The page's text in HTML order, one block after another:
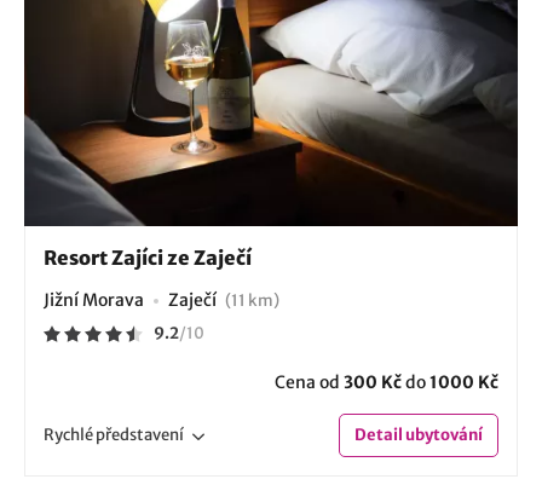
Resort Zajíci ze Zaječí
Jižní Morava Zaječí (11 km)
9.2/10
Cena od 300 Kčdo1000 Kč
Rychlépředstavení Detailubytování